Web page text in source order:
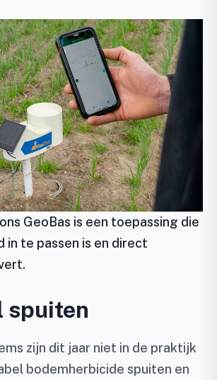
GeoBas is een toepassing die
in te passen is en direct
spuiten
zijn dit jaar niet in de praktijk
bodemherbicide spuiten en